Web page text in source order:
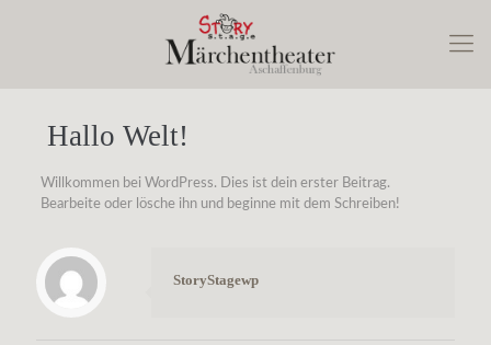
Hallo Welt!
Willkommen bei WordPress. Dies ist dein erster Beitrag.
Bearbeite oder lösche ihn und beginne mit dem Schreiben!
StoryStagewp